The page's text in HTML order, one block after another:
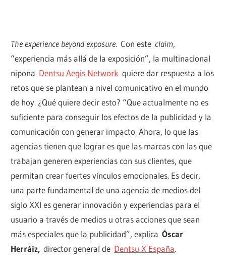
The experience beyond exposure. Con este claim,
“experiencia más allá de la exposición”, la multinacional
nipona Dentsu Aegis Network quiere dar respuesta a los
retos que se plantean a nivel comunicativo en el mundo
de hoy. ¿Qué quiere decir esto? “Que actualmente no es
suficiente para conseguir los efectos de la publicidad y la
comunicación con generar impacto. Ahora, lo que las
agencias tienen que lograr es que las marcas con las que
trabajan generen experiencias con sus clientes, que
permitan crear fuertes vínculos emocionales. Es decir,
una parte fundamental de una agencia de medios del
siglo XXI es generar innovación y experiencias para el
usuario a través de medios u otras acciones que sean
más especiales que la publicidad”, explicaÓscar
Herráiz,director general de Dentsu X España.